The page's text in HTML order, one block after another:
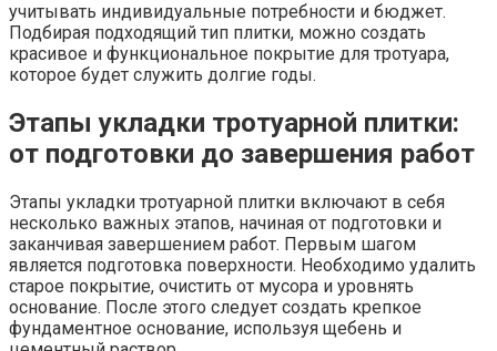
учитывать индивидуальные потребности и бюджет.
Подбирая подходящий тип плитки, можно создать
красивое и функциональное покрытие для тротуара,
которое будет служить долгие годы.
Этапы укладки тротуарной плитки:
от подготовки до завершения работ
Этапы укладки тротуарной плитки включают в себя
несколько важных этапов, начиная от подготовки и
заканчивая завершением работ. Первым шагом
является подготовка поверхности. Необходимо удалить
старое покрытие, очистить от мусора и уровнять
основание. После этого следует создать крепкое
фундаментное основание, используя щебень и